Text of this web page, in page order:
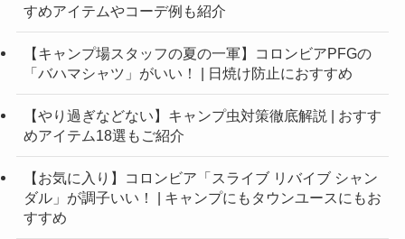
すめアイテムやコーデ例も紹介
【キャンプ場スタッフの夏の一軍】コロンビアPFGの
「バハマシャツ」がいい！ | 日焼け防止におすすめ
【やり過ぎなどない】キャンプ虫対策徹底解説 | おすす
めアイテム18選もご紹介
【お気に入り】コロンビア「スライブ リバイブ シャン
ダル」が調子いい！ | キャンプにもタウンユースにもお
すすめ